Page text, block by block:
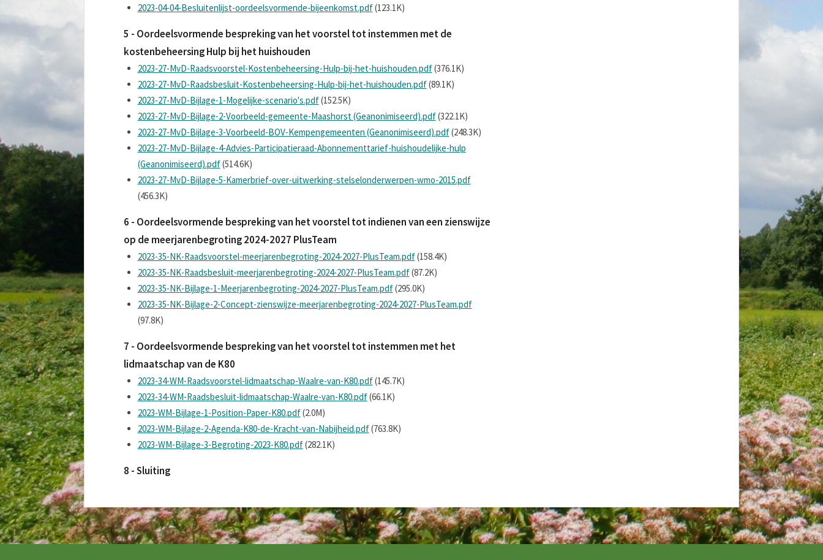
2023-04-04-Besluitenlijst-oordeelsvormende-bijeenkomst.pdf(123.1K)
5 - Oordeelsvormende bespreking van het voorstel tot instemmen met de
kostenbeheersing Hulp bij het huishouden
2023-27-MvD-Raadsvoorstel-Kostenbeheersing-Hulp-bij-het-huishouden.pdf(376.1K)
2023-27-MvD-Raadsbesluit-Kostenbeheersing-Hulp-bij-het-huishouden.pdf(89.1K)
2023-27-MvD-Bijlage-1-Mogelijke-scenario's.pdf(152.5K)
2023-27-MvD-Bijlage-2-Voorbeeld-gemeente-Maashorst (Geanonimiseerd).pdf(322.1K)
2023-27-MvD-Bijlage-3-Voorbeeld-BOV-Kempengemeenten (Geanonimiseerd).pdf(248.3K)
2023-27-MvD-Bijlage-4-Advies-Participatieraad-Abonnementtarief-huishoudelijke-hulp
(Geanonimiseerd).pdf(514.6K)
2023-27-MvD-Bijlage-5-Kamerbrief-over-uitwerking-stelselonderwerpen-wmo-2015.pdf
(456.3K)
6 - Oordeelsvormende bespreking van het voorstel tot indienen van een zienswijze
op de meerjarenbegroting 2024-2027 PlusTeam
2023-35-NK-Raadsvoorstel-meerjarenbegroting-2024-2027-PlusTeam.pdf(158.4K)
2023-35-NK-Raadsbesluit-meerjarenbegroting-2024-2027-PlusTeam.pdf(87.2K)
2023-35-NK-Bijlage-1-Meerjarenbegroting-2024-2027-PlusTeam.pdf(295.0K)
2023-35-NK-Bijlage-2-Concept-zienswijze-meerjarenbegroting-2024-2027-PlusTeam.pdf
(97.8K)
7 - Oordeelsvormende bespreking van het voorstel tot instemmen met het
lidmaatschap van de K80
2023-34-WM-Raadsvoorstel-lidmaatschap-Waalre-van-K80.pdf(145.7K)
2023-34-WM-Raadsbesluit-lidmaatschap-Waalre-van-K80.pdf(66.1K)
2023-WM-Bijlage-1-Position-Paper-K80.pdf(2.0M)
2023-WM-Bijlage-2-Agenda-K80-de-Kracht-van-Nabijheid.pdf(763.8K)
2023-WM-Bijlage-3-Begroting-2023-K80.pdf(282.1K)
8 - Sluiting